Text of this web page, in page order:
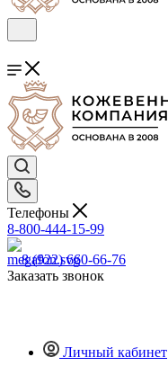
Телефоны
8-800-444-15-99
8 (922) 660-66-76
Заказать звонок
Личный кабинет